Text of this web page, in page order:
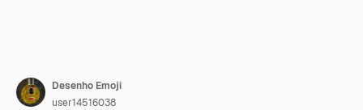
Desenho Emoji
user14516038